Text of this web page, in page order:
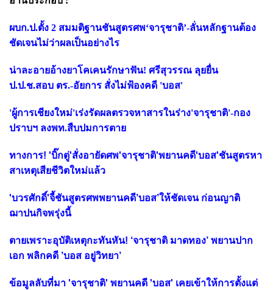
ผบก.ป.ตั้ง 2 สมมติฐานชันสูตรศพ‘จารุชาติ’-ลั่นหลักฐานต้อง
ชัดเจนไม่ว่าผลเป็นอย่างไร
น่าละอายอ้างยาโคเคนรักษาฟัน! ศรีสุวรรณ ลุยยื่น
ป.ป.ช.สอบ ตร.-อัยการ สั่งไม่ฟ้องคดี 'บอส'
'ผู้การเชียงใหม่'เร่งรัดผลตรวจหาสารในร่าง'จารุชาติ'-กอง
ปราบฯ ลงพท.สืบปมการตาย
ทางการ! 'บิ๊กตู่'สั่งอายัดศพ'จารุชาติ'พยานคดี'บอส'ชันสูตรหา
สาเหตุเสียชีวิตใหม่แล้ว
'บวรศักดิ์'จี้ชันสูตรศพพยานคดี’บอส’ให้ชัดเจน ก่อนญาติ
ฌาปนกิจพรุ่งนี้
ตายเพราะอุบัติเหตุกะทันหัน! ‘จารุชาติ มาดทอง’ พยานปาก
เอก พลิกคดี ’บอส อยู่วิทยา’
ข้อมูลลับที่มา 'จารุชาติ' พยานคดี 'บอส' เคยเข้าให้การตั้งแต่